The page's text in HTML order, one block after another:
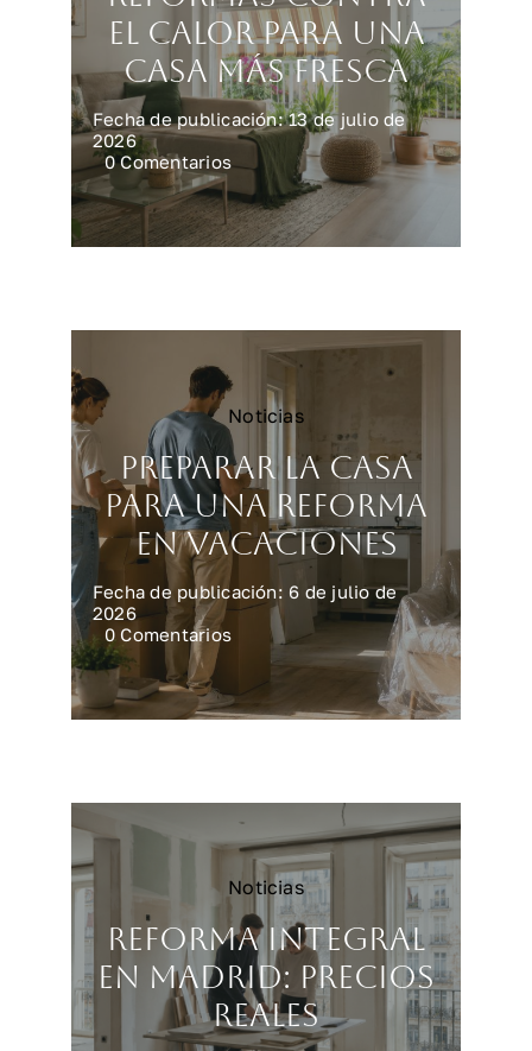
el calor para una
casa más fresca
Fecha de publicación: 13 de julio de
2026
0 Comentarioson
Reformas
contra
el
calor
más
fresca
Noticias
Preparar la casa
para una reforma
en vacaciones
Fecha de publicación: 6 de julio de
2026
0 Comentarioson
casa
para
vacaciones
Noticias
Reforma integral
en Madrid: precios
reales